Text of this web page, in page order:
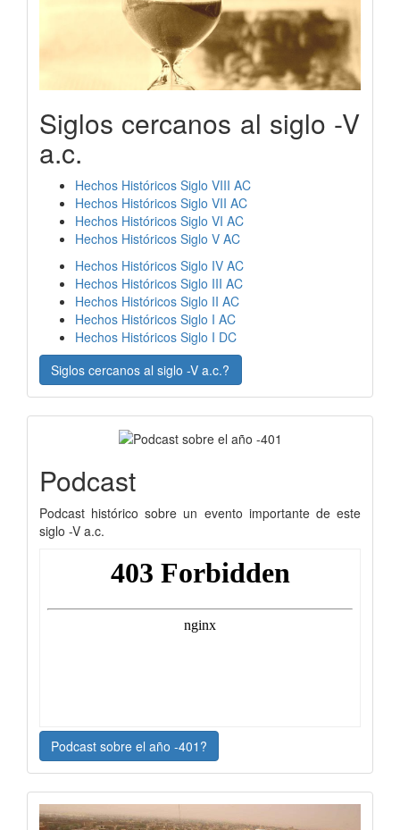
Siglos cercanos al siglo -V
a.c.
Hechos Históricos Siglo VIII AC
Hechos Históricos Siglo VII AC
Hechos Históricos Siglo VI AC
Hechos Históricos Siglo V AC
Hechos Históricos Siglo IV AC
Hechos Históricos Siglo III AC
Hechos Históricos Siglo II AC
Hechos Históricos Siglo I AC
Hechos Históricos Siglo I DC
Siglos cercanos al siglo -V a.c.?
Podcast
Podcast histórico sobre un evento importante de este
siglo -V a.c.
Podcast sobre el año -401?